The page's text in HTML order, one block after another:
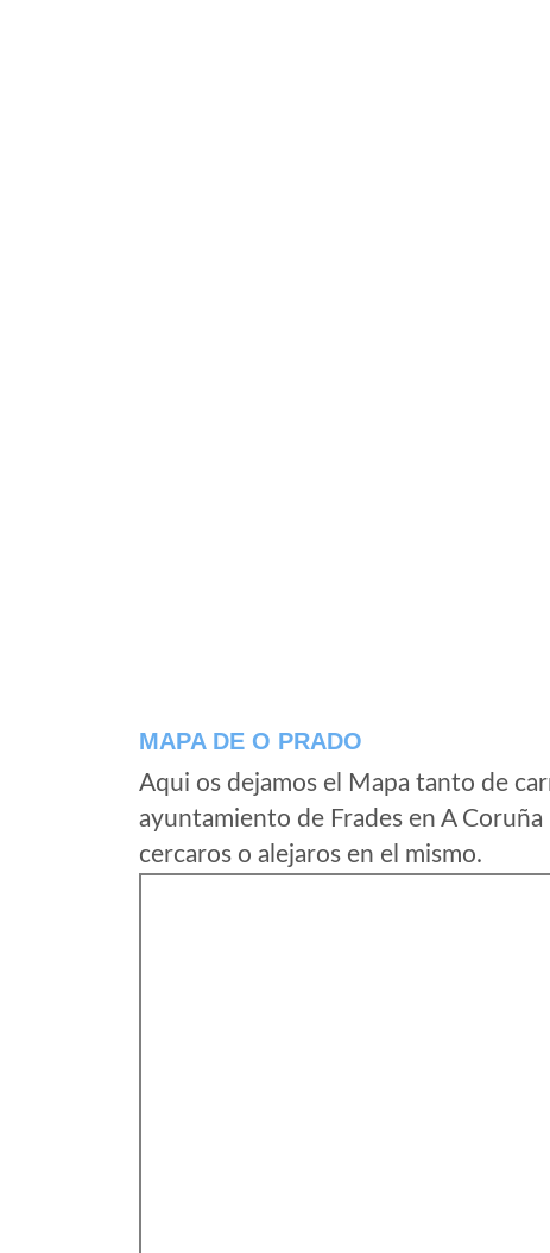
MAPA DE O PRADO
Aqui os dejamos el Mapa tanto de
ayuntamiento de Frades en A
cercaros o alejaros en el mismo.